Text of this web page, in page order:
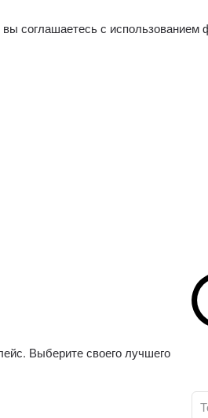
соглашаетесь с использованием
Выберите своего лучшего